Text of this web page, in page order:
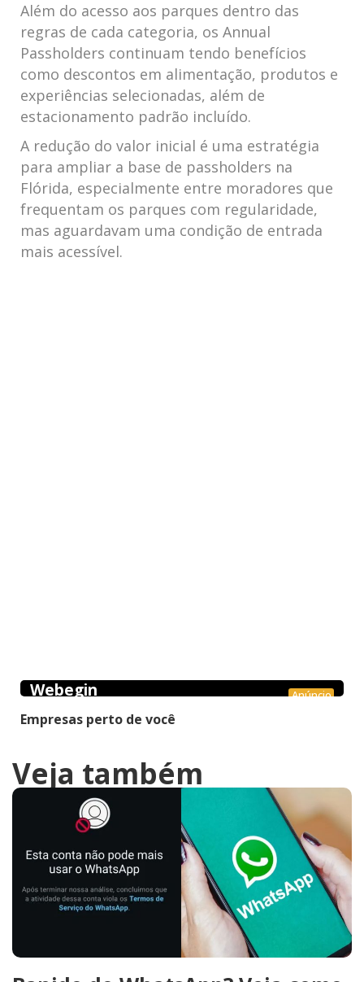
Além do acesso aos parques dentro das
regras de cada categoria, os Annual
Passholders continuam tendo benefícios
como descontos em alimentação, produtos e
experiências selecionadas, além de
estacionamento padrão incluído.
A redução do valor inicial é uma estratégia
para ampliar a base de passholders na
Flórida, especialmente entre moradores que
frequentam os parques com regularidade,
mas aguardavam uma condição de entrada
mais acessível.
Anúncio
Webegin
Empresas perto de você
Veja também